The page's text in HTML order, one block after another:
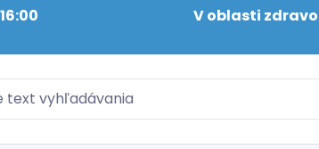
- 16:00 V oblasti